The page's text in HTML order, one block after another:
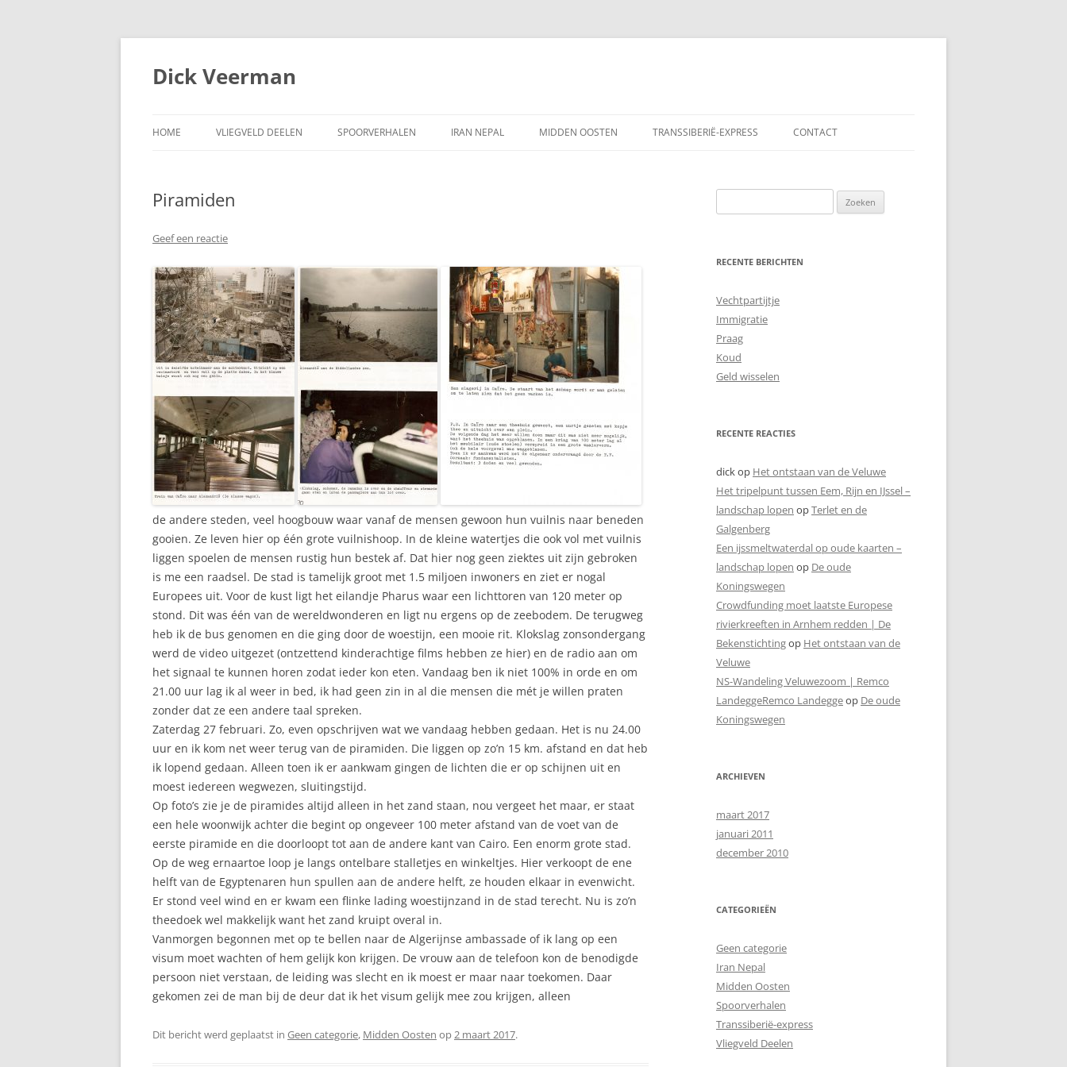
Dick Veerman
naar
HOME VLIEGVELD DEELEN SPOORVERHALEN IRAN NEPAL MIDDEN OOSTEN TRANSSIBERIË-EXPRESS CONTACT
Piramiden
Geef een reactie
de andere steden, veel hoogbouw waar vanaf de mensen gewoon hun vuilnis naar beneden
gooien. Ze leven hier op één grote vuilnishoop. In de kleine watertjes die ook vol met vuilnis
liggen spoelen de mensen rustig hun bestek af. Dat hier nog geen ziektes uit zijn gebroken
is me een raadsel. De stad is tamelijk groot met 1.5 miljoen inwoners en ziet er nogal
Europees uit. Voor de kust ligt het eilandje Pharus waar een lichttoren van 120 meter op
stond. Dit was één van de wereldwonderen en ligt nu ergens op de zeebodem. De terugweg
heb ik de bus genomen en die ging door de woestijn, een mooie rit. Klokslag zonsondergang
werd de video uitgezet (ontzettend kinderachtige films hebben ze hier) en de radio aan om
het signaal te kunnen horen zodat ieder kon eten. Vandaag ben ik niet 100% in orde en om
21.00 uur lag ik al weer in bed, ik had geen zin in al die mensen die mét je willen praten
zonder dat ze een andere taal spreken.
Zaterdag 27 februari. Zo, even opschrijven wat we vandaag hebben gedaan. Het is nu 24.00
uur en ik kom net weer terug van de piramiden. Die liggen op zo’n 15 km. afstand en dat heb
ik lopend gedaan. Alleen toen ik er aankwam gingen de lichten die er op schijnen uit en
moest iedereen wegwezen, sluitingstijd.
Op foto’s zie je de piramides altijd alleen in het zand staan, nou vergeet het maar, er staat
een hele woonwijk achter die begint op ongeveer 100 meter afstand van de voet van de
eerste piramide en die doorloopt tot aan de andere kant van Cairo. Een enorm grote stad.
Op de weg ernaartoe loop je langs ontelbare stalletjes en winkeltjes. Hier verkoopt de ene
helft van de Egyptenaren hun spullen aan de andere helft, ze houden elkaar in evenwicht.
Er stond veel wind en er kwam een flinke lading woestijnzand in de stad terecht. Nu is zo’n
theedoek wel makkelijk want het zand kruipt overal in.
Vanmorgen begonnen met op te bellen naar de Algerijnse ambassade of ik lang op een
visum moet wachten of hem gelijk kon krijgen. De vrouw aan de telefoon kon de benodigde
persoon niet verstaan, de leiding was slecht en ik moest er maar naar toekomen. Daar
gekomen zei de man bij de deur dat ik het visum gelijk mee zou krijgen, alleen
Dit bericht werd geplaatst in Geen categorie, Midden Oosten op2 maart 2017.
naar:
RECENTE BERICHTEN
Vechtpartijtje
Immigratie
Praag
Koud
Geld wisselen
RECENTE REACTIES
dickop Het ontstaan van de Veluwe
Het tripelpunt tussen Eem, Rijn en IJssel –
landschap lopen opTerlet en de
Galgenberg
Een ijssmeltwaterdal op oude kaarten –
landschap lopen op De oude
Koningswegen
Crowdfunding moet laatste Europese
rivierkreeften in Arnhem redden | De
Bekenstichtingop Het ontstaan van de
Veluwe
NS-Wandeling Veluwezoom | Remco
LandeggeRemco Landeggeop De oude
Koningswegen
ARCHIEVEN
maart 2017
januari 2011
december 2010
CATEGORIEËN
Geen categorie
Iran Nepal
Midden Oosten
Spoorverhalen
Transsiberië-express
Vliegveld Deelen